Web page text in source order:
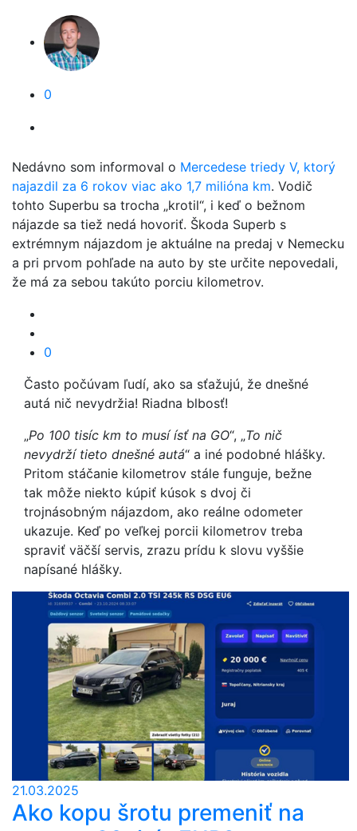
0
Nedávno som informoval o Mercedese triedy V, ktorý
najazdil za 6 rokov viac ako 1,7 milióna km. Vodič
tohto Superbu sa trocha „krotil“, i keď o bežnom
nájazde sa tiež nedá hovoriť. Škoda Superb s
extrémnym nájazdom je aktuálne na predaj v Nemecku
a pri prvom pohľade na auto by ste určite nepovedali,
že má za sebou takúto porciu kilometrov.
0
Často počúvam ľudí, ako sa sťažujú, že dnešné
autá nič nevydržia! Riadna blbosť!
„Po 100 tisíc km to musí ísť na GO“, „To nič
nevydrží tieto dnešné autá“ a iné podobné hlášky.
Pritom stáčanie kilometrov stále funguje, bežne
tak môže niekto kúpiť kúsok s dvoj či
trojnásobným nájazdom, ako reálne odometer
ukazuje. Keď po veľkej porcii kilometrov treba
spraviť väčší servis, zrazu prídu k slovu vyššie
napísané hlášky.
21.03.2025
Ako kopu šrotu premeniť na